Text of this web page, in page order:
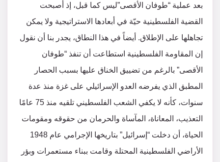
بعد عملية “طوفان الأقصى”ليس كما قبل، إذ أصبحت
القضية الفلسطينية حيّة في أبعادها الاستراتيجية ولا يمكن
تجاهلها على الإطلاق. أيضاً في هذا النطاق، يجدر بنا أن نقول
إن المقاومة الفلسطينية استطاعت أن تنفذ “طوفان
الأقصى” بالرغم من تضييق الخناق عليها بسبب الحصار
المطبق الذي يفرضه العدو الإسرائيلي على غزة منذ عدة
سنوات، كأنه لا يكفي الشعب الفلسطيني تلقيه منذ 75 عامًا
التعذيب، المعاناة، المآساة والحرمان من حقوقه ومقومات
الحياة، أن دخلت “إسرائيل” بتاريخها الإجرامي عام 1948
الأراضي الفلسطينية المحتلة وقامت ببناء مستعمرات وبؤر